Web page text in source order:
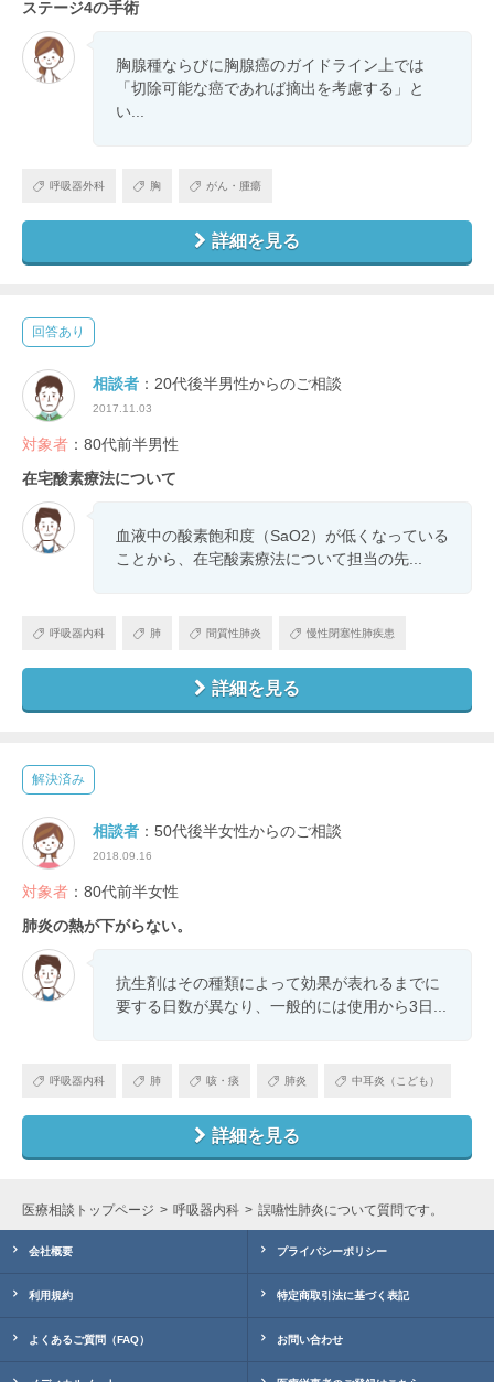
ステージ4の手術
胸腺種ならびに胸腺癌のガイドライン上では
「切除可能な癌であれば摘出を考慮する」と
い...
呼吸器外科 胸 がん・腫瘍
詳細を見る
回答あり
相談者 ：20代後半男性からのご相談
2017.11.03
対象者 ：80代前半男性
在宅酸素療法について
血液中の酸素飽和度（SaO2）が低くなっている
ことから、在宅酸素療法について担当の先...
呼吸器内科 肺 間質性肺炎 慢性閉塞性肺疾患
詳細を見る
解決済み
相談者 ：50代後半女性からのご相談
2018.09.16
対象者 ：80代前半女性
肺炎の熱が下がらない。
抗生剤はその種類によって効果が表れるまでに
要する日数が異なり、一般的には使用から3日...
呼吸器内科 肺 咳・痰 肺炎 中耳炎（こども）
詳細を見る
医療相談トップページ 呼吸器内科 誤嚥性肺炎について質問です。
会社概要 プライバシーポリシー
利用規約 特定商取引法に基づく表記
よくあるご質問（FAQ） お問い合わせ